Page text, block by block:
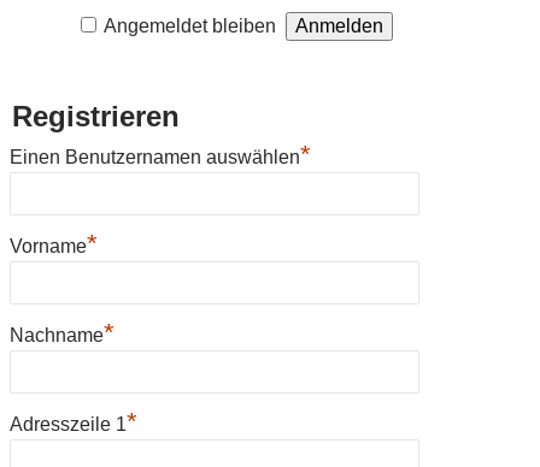
Angemeldet bleiben
Registrieren
Einen Benutzernamen auswählen*
Vorname*
Nachname*
Adresszeile 1*